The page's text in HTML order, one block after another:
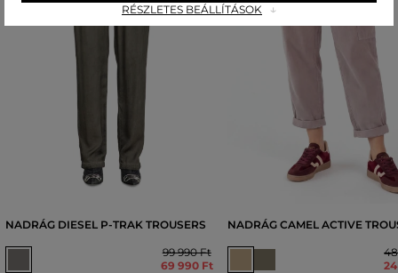
NADRÁG DIESEL P-TRAK TROUSERS
99 990 Ft
69 990 Ft
NADRÁG CAMEL ACTIVE
RÉSZLETES BEÁLLÍTÁSOK